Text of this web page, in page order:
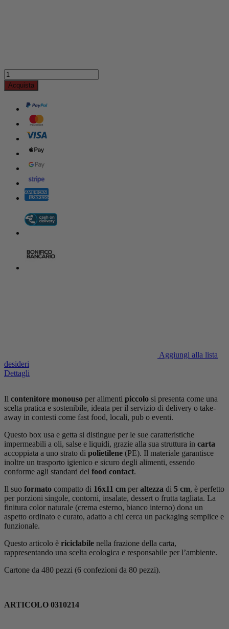
Acquista
Aggiungi alla lista
desideri
Dettagli
Il contenitore monouso per alimenti piccolo si presenta come una
scelta pratica e sostenibile, ideata per il servizio di delivery o take-
away in contesti come fast food, locali, pub o eventi.
Questo box usa e getta si distingue per le sue caratteristiche
impermeabili a oli, salse e liquidi, grazie alla sua struttura in carta
accoppiata a uno strato di polietilene (PE). Il materiale garantisce
inoltre un trasporto igienico e sicuro degli alimenti, essendo
conforme agli standard del food contact.
Il suo formato compatto di 16x11 cm per altezza di 5 cm, è perfetto
per porzioni singole, contorni, insalate, dessert o frutta tagliata. La
finitura color naturale (crema esterno, bianco interno) dona un
aspetto ordinato e curato, adatto a chi cerca un packaging semplice e
funzionale.
Questo articolo è riciclabile nella frazione della carta,
rappresentando una scelta ecologica e responsabile per l’ambiente.
Cartone da 480 pezzi (6 confezioni da 80 pezzi).
ARTICOLO 0310214